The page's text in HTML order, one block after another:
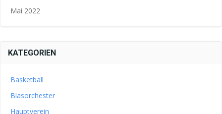
Mai 2022
KATEGORIEN
Basketball
Blasorchester
Hauptverein